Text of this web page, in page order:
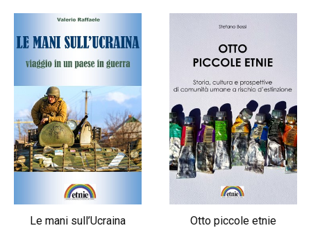
Le mani sull’Ucraina Otto piccole etnie